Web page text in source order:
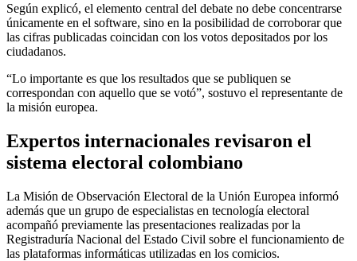
Según explicó, el elemento central del debate no debe concentrarse
únicamente en el software, sino en la posibilidad de corroborar que
las cifras publicadas coincidan con los votos depositados por los
ciudadanos.
“Lo importante es que los resultados que se publiquen se
correspondan con aquello que se votó”, sostuvo el representante de
la misión europea.
Expertos internacionales revisaron el
sistema electoral colombiano
La Misión de Observación Electoral de la Unión Europea informó
además que un grupo de especialistas en tecnología electoral
acompañó previamente las presentaciones realizadas por la
Registraduría Nacional del Estado Civil sobre el funcionamiento de
las plataformas informáticas utilizadas en los comicios.